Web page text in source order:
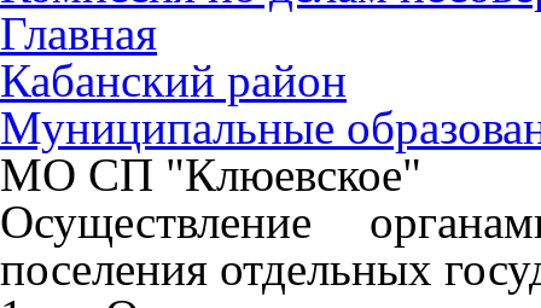
Главная
Кабанский район
Муниципальные
МО СП "Клюевское"
Осуществление
поселения отдельных